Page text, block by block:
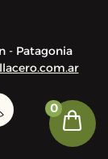
- Patagonia
0